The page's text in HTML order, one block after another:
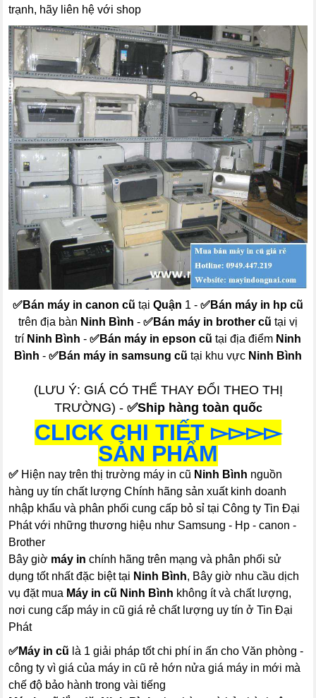
trạnh, hãy liên hệ với shop
✅Bán máy in canon cũ tại Quận 1 - ✅Bán máy in hp cũ
trên địa bàn Ninh Bình - ✅Bán máy in brother cũ tại vị
trí Ninh Bình - ✅Bán máy in epson cũ tại địa điểm Ninh
Bình - ✅Bán máy in samsung cũ tại khu vực Ninh Bình
(LƯU Ý: GIÁ CÓ THỂ THAY ĐỔI THEO THỊ
TRƯỜNG) - ✅Ship hàng toàn quốc
CLICK CHI TIẾT ▻▻▻▻
SẢN PHẨM
✅ Hiện nay trên thị trường máy in cũ Ninh Bình nguồn
hàng uy tín chất lượng Chính hãng sản xuất kinh doanh
nhập khẩu và phân phối cung cấp bỏ sỉ tại Công ty Tin Đại
Phát với những thương hiệu như Samsung - Hp - canon -
Brother
Bây giờ máy in chính hãng trên mạng và phân phối sử
dụng tốt nhất đặc biệt tại Ninh Bình, Bây giờ nhu cầu dịch
vụ đặt mua Máy in cũ Ninh Bình không ít và chất lượng,
nơi cung cấp máy in cũ giá rẻ chất lượng uy tín ở Tin Đại
Phát
✅Máy in cũ là 1 giải pháp tốt chi phí in ấn cho Văn phòng -
công ty vì giá của máy in cũ rẻ hớn nửa giá máy in mới mà
chế độ bảo hành trong vài tiếng